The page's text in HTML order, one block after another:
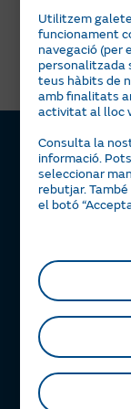
Llum i gas
Tarifa Noche
Tarifa
Alta llum
Alta gas
Calculadora
Servielectric
Servillar
Calderes
Aire
Plaques solars
Tarifa Solar
Servisolar
Compensació
Bateria Virtual
Beneficis
La teva Àrea
Consells
Certificacions
Aliança
Ajuda
Contacte
Preguntes
Política de
Utilitzem
funcionament
navegació (per
personalitzada
teus hàbits de
amb finalitats
activitat al lloc
Consulta la
informació.
seleccionar
rebutjar.
el botó